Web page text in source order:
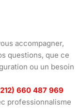
accompagner,
questions, que ce
ou un besoin
660 487 969
professionnalisme